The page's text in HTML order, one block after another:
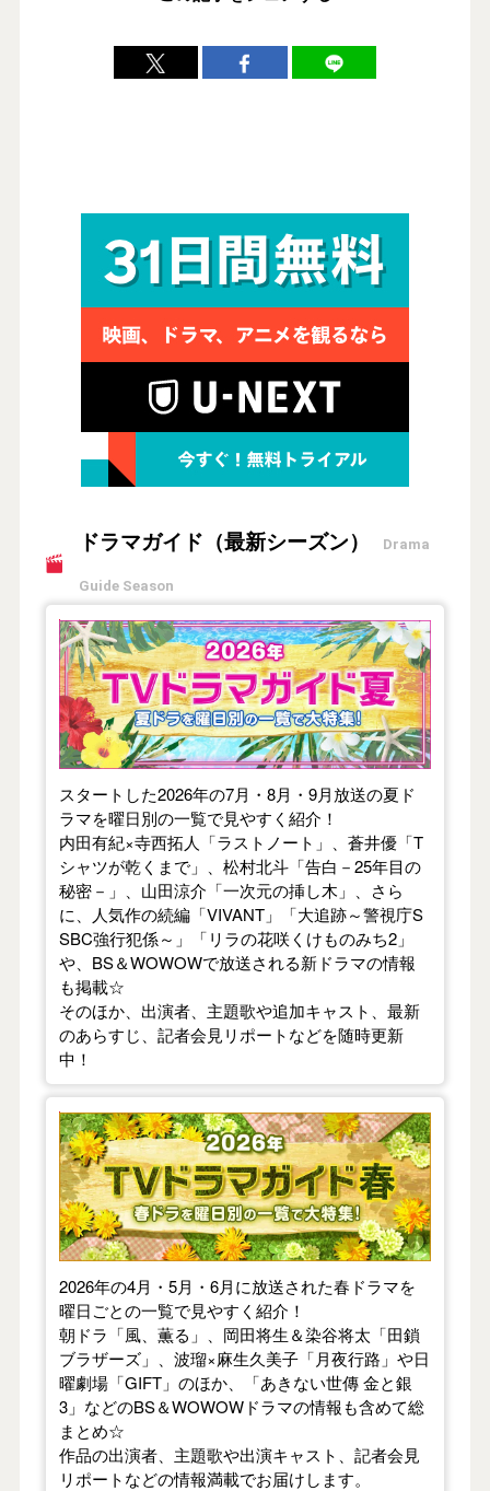
ドラマガイド（最新シーズン） Drama
Guide Season
【2026年夏】TVドラマガイド
スタートした2026年の7月・8月・9月放送の夏ド
ラマを曜日別の一覧で見やすく紹介！
内田有紀×寺西拓人「ラストノート」、蒼井優「T
シャツが乾くまで」、松村北斗「告白－25年目の
秘密－」、山田涼介「一次元の挿し木」、さら
に、人気作の続編「VIVANT」「大追跡～警視庁S
SBC強行犯係～」「リラの花咲くけものみち2」
や、BS＆WOWOWで放送される新ドラマの情報
も掲載☆
そのほか、出演者、主題歌や追加キャスト、最新
のあらすじ、記者会見リポートなどを随時更新
中！
【2026年春】TVドラマガイド
2026年の4月・5月・6月に放送された春ドラマを
曜日ごとの一覧で見やすく紹介！
朝ドラ「風、薫る」、岡田将生＆染谷将太「田鎖
ブラザーズ」、波瑠×麻生久美子「月夜行路」や日
曜劇場「GIFT」のほか、「あきない世傳 金と銀
3」などのBS＆WOWOWドラマの情報も含めて総
まとめ☆
作品の出演者、主題歌や出演キャスト、記者会見
リポートなどの情報満載でお届けします。